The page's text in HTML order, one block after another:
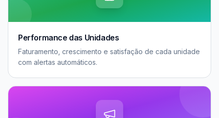
Performance das Unidades
Faturamento, crescimento e satisfação de cada unidade
com alertas automáticos.